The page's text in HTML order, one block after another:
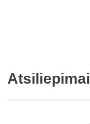
Atsiliepimai